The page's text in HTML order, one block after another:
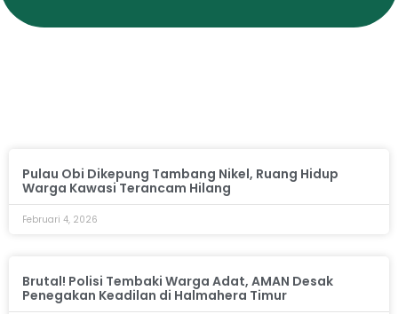
Pulau Obi Dikepung Tambang Nikel, Ruang Hidup
Warga Kawasi Terancam Hilang
Februari 4, 2026
Brutal! Polisi Tembaki Warga Adat, AMAN Desak
Penegakan Keadilan di Halmahera Timur